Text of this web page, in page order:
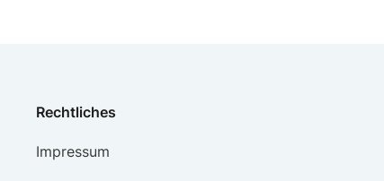
Rechtliches
Impressum